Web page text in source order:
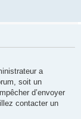
a
soit un
d’envoyer
contacter un